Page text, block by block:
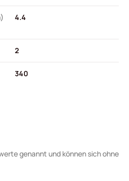
4.4
2
340
genannt und können sich ohne